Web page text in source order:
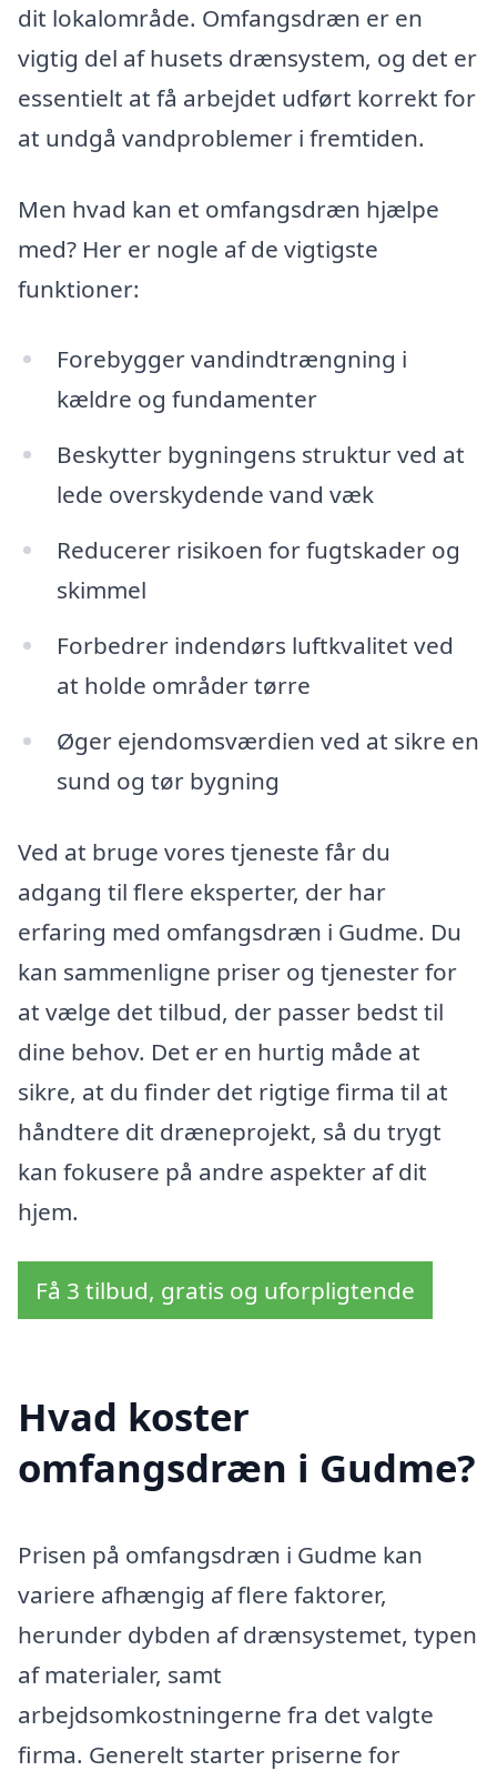
dit lokalområde. Omfangsdræn er en
vigtig del af husets drænsystem, og det er
essentielt at få arbejdet udført korrekt for
at undgå vandproblemer i fremtiden.
Men hvad kan et omfangsdræn hjælpe
med? Her er nogle af de vigtigste
funktioner:
Forebygger vandindtrængning i
kældre og fundamenter
Beskytter bygningens struktur ved at
lede overskydende vand væk
Reducerer risikoen for fugtskader og
skimmel
Forbedrer indendørs luftkvalitet ved
at holde områder tørre
Øger ejendomsværdien ved at sikre en
sund og tør bygning
Ved at bruge vores tjeneste får du
adgang til flere eksperter, der har
erfaring med omfangsdræn i Gudme. Du
kan sammenligne priser og tjenester for
at vælge det tilbud, der passer bedst til
dine behov. Det er en hurtig måde at
sikre, at du finder det rigtige firma til at
håndtere dit dræneprojekt, så du trygt
kan fokusere på andre aspekter af dit
hjem.
Få 3 tilbud, gratis og uforpligtende
Hvad koster
omfangsdræn i Gudme?
Prisen på omfangsdræn i Gudme kan
variere afhængig af flere faktorer,
herunder dybden af drænsystemet, typen
af materialer, samt
arbejdsomkostningerne fra det valgte
firma. Generelt starter priserne for